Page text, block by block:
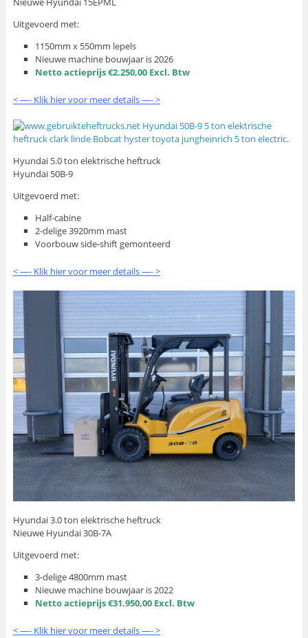
Uitgevoerd met:
1150mm x 550mm lepels
Nieuwe machine bouwjaar is 2026
Netto actieprijs €2.250,00 Excl. Btw
< —- Klik hier voor meer details —- >
Hyundai 5.0 ton elektrische heftruck
Hyundai 50B-9
Uitgevoerd met:
Half-cabine
2-delige 3920mm mast
Voorbouw side-shift gemonteerd
< —- Klik hier voor meer details —- >
Hyundai 3.0 ton elektrische heftruck
Nieuwe Hyundai 30B-7A
Uitgevoerd met:
3-delige 4800mm mast
Nieuwe machine bouwjaar is 2022
Netto actieprijs €31.950,00 Excl. Btw
< —- Klik hier voor meer details —- >